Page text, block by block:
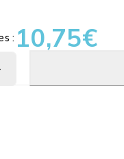
: 10,75€